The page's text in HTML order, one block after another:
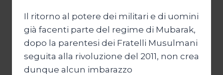
Il ritorno al potere dei militari e di uomini
già facenti parte del regime di Mubarak,
dopo la parentesi dei Fratelli Musulmani
seguita alla rivoluzione del 2011, non crea
dunque alcun imbarazzo